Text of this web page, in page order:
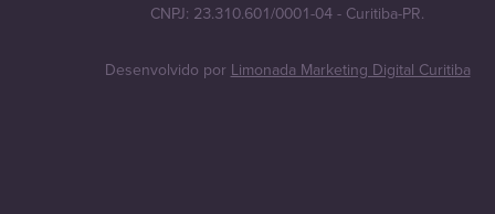
CNPJ: 23.310.601/0001-04 - Curitiba-PR.
Desenvolvido porLimonada Marketing Digital Curitiba